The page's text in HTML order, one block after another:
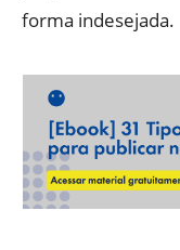
forma indesejada.